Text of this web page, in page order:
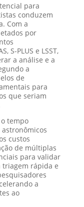
para
conduzem
Com a
por
S-PLUS e LSST,
a análise e a
a
de
para
que seriam
tempo
custos
de múltiplas
para validar
triagem rápida e
a
ao